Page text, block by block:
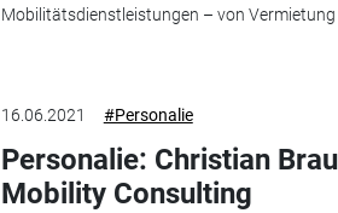
Mobilitätsdienstleistungen – von
16.06.2021 #Personalie
Personalie: Christian
Mobility Consulting